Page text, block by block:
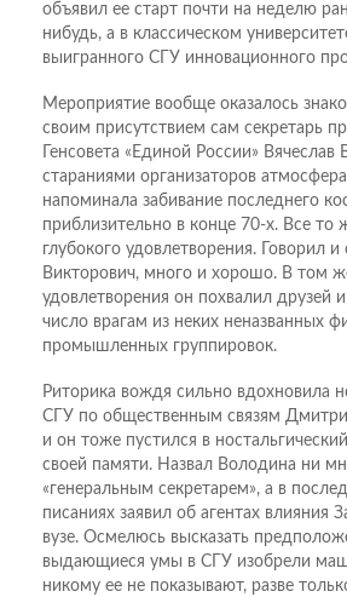
объявил ее старт почти на неделю
нибудь, а в классическом
выигранного СГУ инновационного
Мероприятие вообще оказалось
своим присутствием сам секретарь
Генсовета «Единой России»
стараниями организаторов
напоминала забивание последнего
приблизительно в конце 70-х. Все то
глубокого удовлетворения. Говорил и
Викторович, много и хорошо. В том
удовлетворения он похвалил друзей
число врагам из неких неназванных
промышленных группировок.
Риторика вождя сильно вдохновила
СГУ по общественным связям
и он тоже пустился в
своей памяти. Назвал Володина ни
«генеральным секретарем», а в
писаниях заявил об агентах влияния
вузе. Осмелюсь высказать
выдающиеся умы в СГУ изобрели
никому ее не показывают, разве